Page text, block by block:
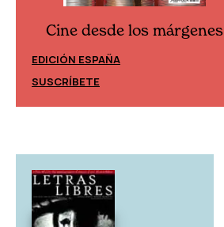
Cine desde los márgenes
EDICIÓN ESPAÑA
SUSCRÍBETE